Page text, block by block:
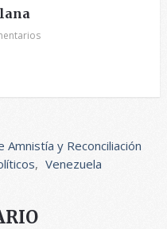
Amnistía y Reconciliación
, Venezuela